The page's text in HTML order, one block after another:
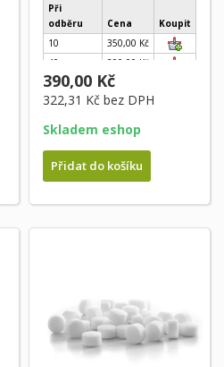
Při
odběru
Cena
Koupit
10
350,00 Kč
40
290,00 Kč
390,00 Kč
322,31 Kč bez DPH
Skladem eshop
Přidat do košíku